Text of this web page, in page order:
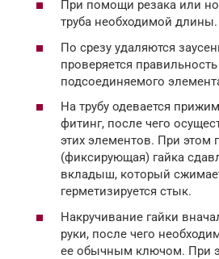
При помощи резака или
труба необходимой длины.
По срезу удаляются
проверяется
подсоединяемого
На трубу одевается
фитинг, после чего
этих элементов. При этом
(фиксирующая) гайка
вкладыш, который
герметизируется стык.
Накручивание гайки
руки, после чего
ее обычным ключом. При